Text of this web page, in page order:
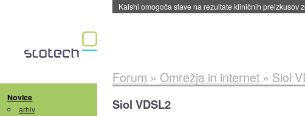
Sandisk že prodal več kot polovico SSD-jev za
Novice
arhiv
Forum » Omrežja in internet» Siol
Siol VDSL2